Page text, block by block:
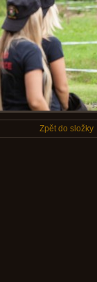
Zpět do složky